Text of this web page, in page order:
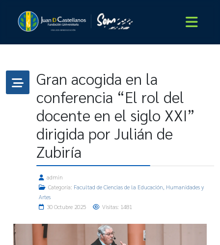
Gran acogida en la
conferencia “El rol del
docente en el siglo XXI”
dirigida por Julián de
Zubiría
admin
Categoría: Facultad de Ciencias de la Educación, Humanidades y
Artes
30 Octubre 2025
Visitas: 1481